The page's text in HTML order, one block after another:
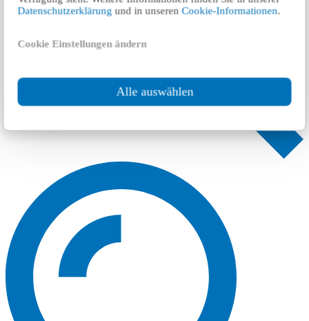
Datenschutzerklärung und in unserenCookie-Informationen.
Cookie Einstellungen ändern
Alle auswählen